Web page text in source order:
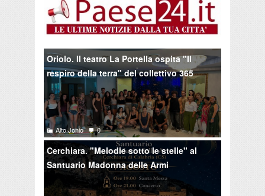
Oriolo. Il teatro La Portella ospita "Il
respiro della terra" del collettivo 365
Alto Jonio 0
Cerchiara. "Melodie sotto le stelle" al
Santuario Madonna delle Armi